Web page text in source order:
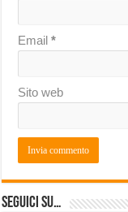
Email*
Sito web
Seguici su…